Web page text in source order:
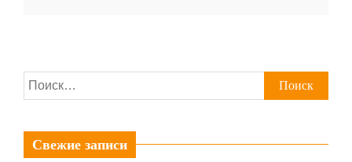
Найти:
Свежие записи